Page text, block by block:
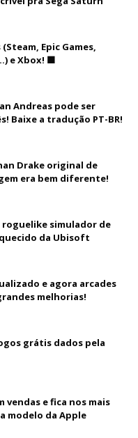
Epic Games,
e Xbox! 🟩
Andreas pode ser
Baixe a tradução PT-BR!
Drake original de
era bem diferente!
simulador de
da Ubisoft
e agora arcades
melhorias!
grátis dados pela
vendas e fica nos mais
modelo da Apple